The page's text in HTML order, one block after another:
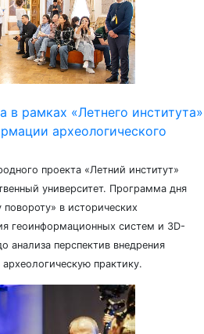
в рамках «Летнего института»
археологического
проекта «Летний институт»
университет. Программа дня
в исторических
геоинформационных систем и 3D-
анализа перспектив внедрения
археологическую практику.